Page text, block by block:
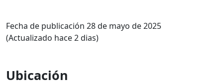
Fecha de publicación 28 de mayo de 2025
(Actualizado hace 2 dias)
Ubicación